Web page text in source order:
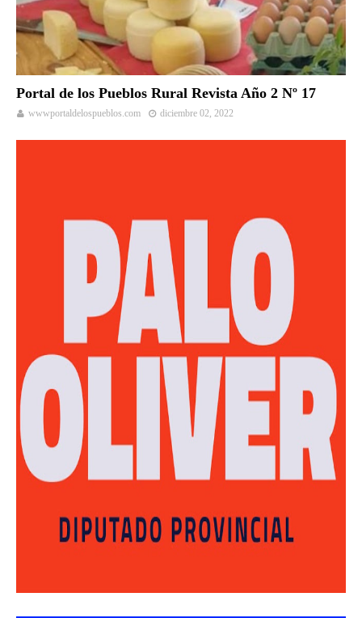
Portal de los Pueblos Rural Revista Año 2 Nº 17
wwwportaldelospueblos.com diciembre 02, 2022